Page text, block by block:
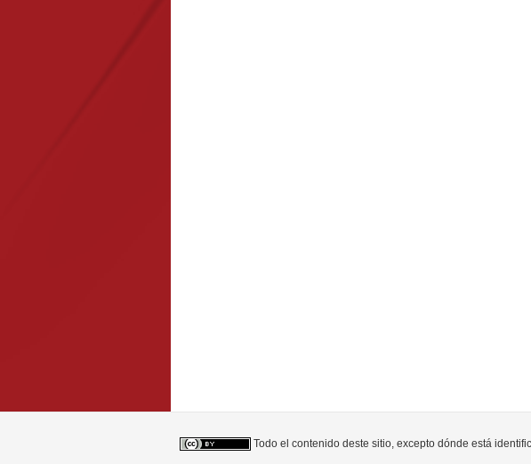
Todo el contenido deste sitio, excepto dónde está